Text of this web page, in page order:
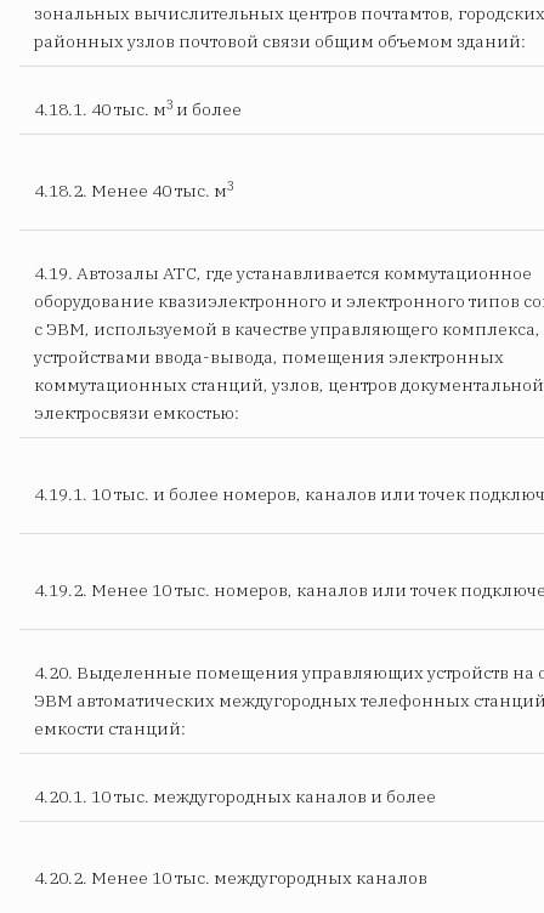
зональных вычислительных центров почтамтов,
районных узлов почтовой связи общим объемом зданий:
4.18.1. 40 тыс. м3 и более
4.18.2. Менее 40 тыс. м3
4.19. Автозалы АТС, где устанавливается коммутационное
оборудование квазиэлектронного и электронного типов
с ЭВМ, используемой в качестве управляющего комплекса,
устройствами ввода-вывода, помещения электронных
коммутационных станций, узлов, центров документальной
электросвязи емкостью:
4.19.1. 10 тыс. и более номеров, каналов или точек
4.19.2. Менее 10 тыс. номеров, каналов или точек
4.20. Выделенные помещения управляющих устройств на
ЭВМ автоматических междугородных телефонных
емкости станций:
4.20.1. 10 тыс. междугородных каналов и более
4.20.2. Менее 10 тыс. междугородных каналов